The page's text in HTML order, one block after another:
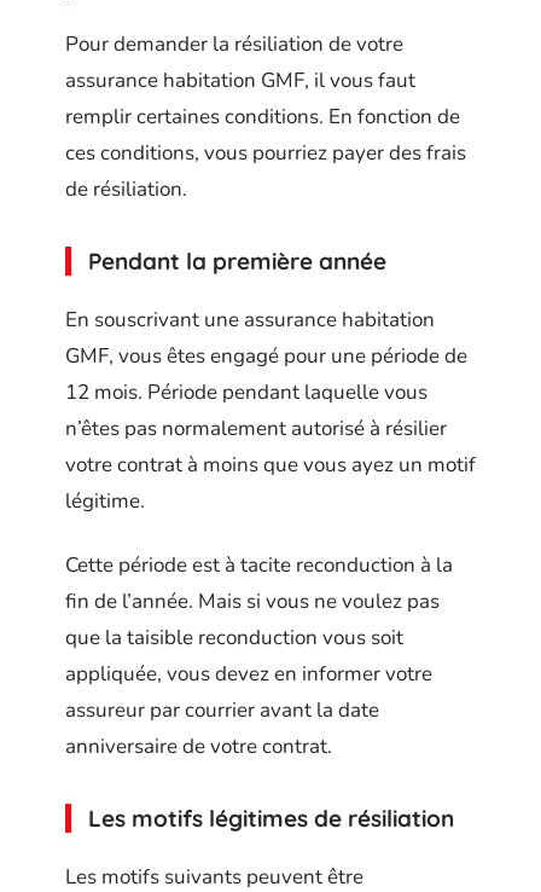
Pour demander la résiliation de votre
assurance habitation GMF, il vous faut
remplir certaines conditions. En fonction de
ces conditions, vous pourriez payer des frais
de résiliation.
Pendant la première année
En souscrivant une assurance habitation
GMF, vous êtes engagé pour une période de
12 mois. Période pendant laquelle vous
n’êtes pas normalement autorisé à résilier
votre contrat à moins que vous ayez un motif
légitime.
Cette période est à tacite reconduction à la
fin de l’année. Mais si vous ne voulez pas
que la taisible reconduction vous soit
appliquée, vous devez en informer votre
assureur par courrier avant la date
anniversaire de votre contrat.
Les motifs légitimes de résiliation
Les motifs suivants peuvent être